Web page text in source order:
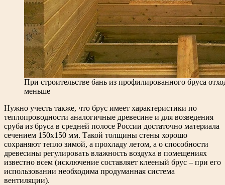
При строительстве бань из профилированного бруса
меньше
Нужно учесть также, что брус имеет характеристики по
теплопроводности аналогичные древесине и для возведения
сруба из бруса в средней полосе России достаточно материала
сечением 150х150 мм. Такой толщины стены хорошо
сохраняют тепло зимой, а прохладу летом, а о способности
древесины регулировать влажность воздуха в помещениях
известно всем (исключение составляет клееный брус – при его
использовании необходима продуманная система
вентиляции).